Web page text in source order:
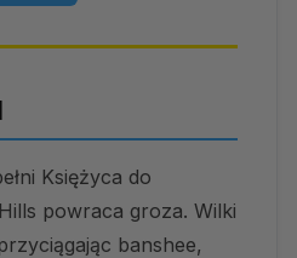
Księżyca do
powraca groza. Wilki
banshee,